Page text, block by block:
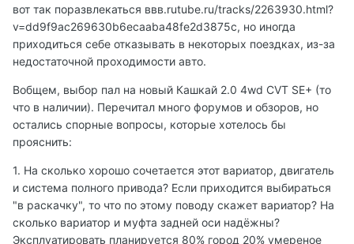
вот так поразвлекаться ввв.rutube.ru/tracks/2263930.html?
v=dd9f9ac269630b6ecaaba48fe2d3875c, но иногда
приходиться себе отказывать в некоторых поездках, из-за
недостаточной проходимости авто.
Вобщем, выбор пал на новый Кашкай 2.0 4wd CVT SE+ (то
что в наличии). Перечитал много форумов и обзоров, но
остались спорные вопросы, которые хотелось бы
прояснить:
1. На сколько хорошо сочетается этот вариатор, двигатель
и система полного привода? Если приходится выбираться
"в раскачку", то что по этому поводу скажет вариатор? На
сколько вариатор и муфта задней оси надёжны?
Эксплуатировать планируется 80% город 20% умереное